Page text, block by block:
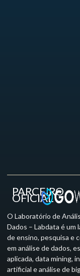
PARCEIRO
OFICIAL
O Laboratório de
Dados – Labdata é um
de ensino, pesquisa e
em análise de dados,
aplicada, data mining,
artificial e análise de